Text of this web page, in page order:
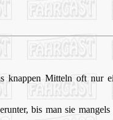
knappen Mitteln oft nur
bis man sie